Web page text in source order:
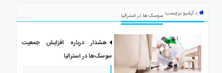
استرالیا
ارتباط
» آرشیو برچسب:سوسک ها در استرالیا
هشدار درباره افزایش جمعیت
سوسک‌ها در استرالیا